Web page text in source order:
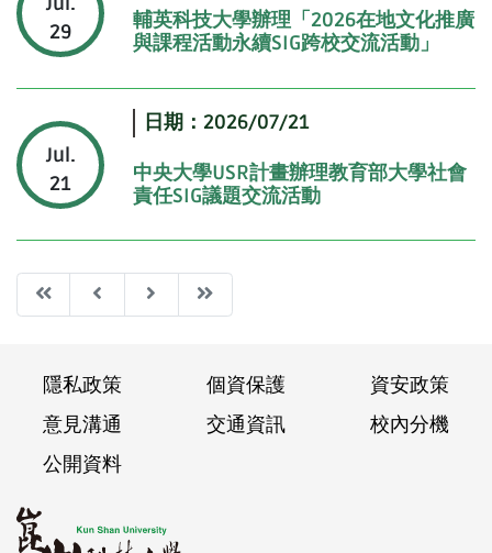
29
輔英科技大學辦理「2026在地文化推廣
與課程活動永續SIG跨校交流活動」
Jul.
21
日期：2026/07/21
中央大學USR計畫辦理教育部大學社會
責任SIG議題交流活動
Frist PreviousNext Last
隱私政策 個資保護
資安政策
意見溝通
交通資訊
校內分機
公開資料